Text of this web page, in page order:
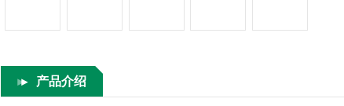
产品介绍